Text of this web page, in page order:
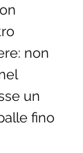
non
un
fino